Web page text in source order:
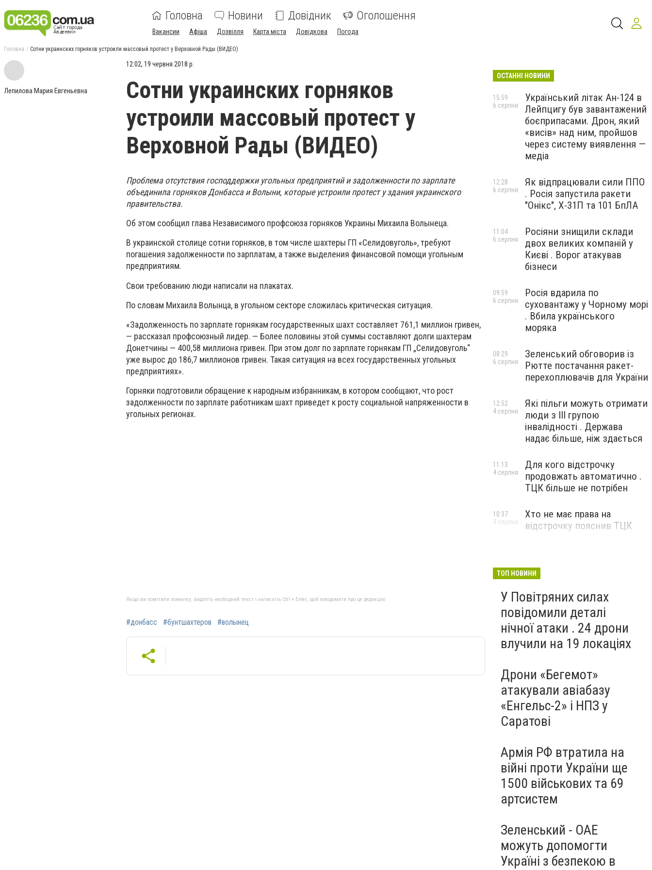
Головна Новини Довідник Оголошення
Вакансии Афіша Дозвілля Карта міста Довідкова Погода
Головна Сотни украинских горняков устроили массовый протест у Верховной Рады (ВИДЕО)
Лепилова Мария Евгеньевна
12:02, 19 червня 2018 р.
Сотни украинских горняков
устроили массовый протест у
Верховной Рады (ВИДЕО)
Проблема отсутствия господдержки угольных предприятий и задолженности по зарплате
объединила горняков Донбасса и Волыни, которые устроили протест у здания украинского
правительства.
Об этом сообщил глава Независимого профсоюза горняков Украины Михаила Волынеца.
В украинской столице сотни горняков, в том числе шахтеры ГП «Селидовуголь», требуют
погашения задолженности по зарплатам, а также выделения финансовой помощи угольным
предприятиям.
Свои требованию люди написали на плакатах.
По словам Михаила Волынца, в угольном секторе сложилась критическая ситуация.
«Задолженность по зарплате горнякам государственных шахт составляет 761,1 миллион гривен,
— рассказал профсоюзный лидер. — Более половины этой суммы составляют долги шахтерам
Донетчины — 400,58 миллиона гривен. При этом долг по зарплате горнякам ГП „Селидовуголь“
уже вырос до 186,7 миллионов гривен. Такая ситуация на всех государственных угольных
предприятиях».
Горняки подготовили обращение к народным избранникам, в котором сообщают, что рост
задолженности по зарплате работникам шахт приведет к росту социальной напряженности в
угольных регионах.
Якщо ви помітили помилку, виділіть необхідний текст і натисніть Ctrl + Enter, щоб повідомити про це редакцію
#донбасс #бунтшахтеров #волынец
ОСТАННІ НОВИНИ
Український літак Ан-124 в
Лейпцигу був завантажений
боєприпасами. Дрон, який
«висів» над ним, пройшов
через систему виявлення —
медіа
15:59
6 серпня
Як відпрацювали сили ППО
. Росія запустила ракети
"Онікс", Х-31П та 101 БпЛА
12:28
6 серпня
Росіяни знищили склади
двох великих компаній у
Києві . Ворог атакував
бізнеси
11:04
6 серпня
Росія вдарила по
суховантажу у Чорному морі
. Вбила українського
моряка
09:59
6 серпня
Зеленський обговорив із
Рютте постачання ракет-
перехоплювачів для України
08:29
6 серпня
Які пільги можуть отримати
люди з III групою
інвалідності . Держава
надає більше, ніж здається
12:52
4 серпня
Для кого відстрочку
продовжать автоматично .
ТЦК більше не потрібен
11:13
4 серпня
Хто не має права на
відстрочку пояснив ТЦК
10:37
4 серпня
ТОП НОВИНИ
У Повітряних силах
повідомили деталі
нічної атаки . 24 дрони
влучили на 19 локаціях
Дрони «Бегемот»
атакували авіабазу
«Енгельс-2» і НПЗ у
Саратові
Армія РФ втратила на
війні проти України ще
1500 військових та 69
артсистем
Зеленський - ОАЕ
можуть допомогти
Україні з безпекою в